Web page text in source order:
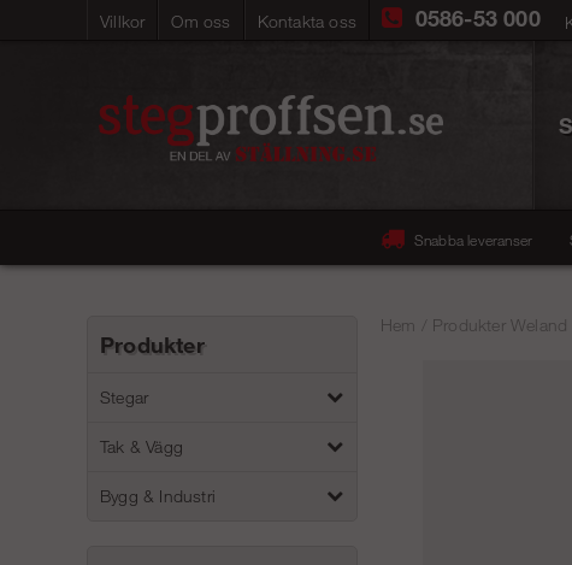
Villkor Om oss Kontakta oss 0586-53 000
Snabba leveranser
Produkter
Stegar
Tak & Vägg
Bygg & Industri
Hem Produkter